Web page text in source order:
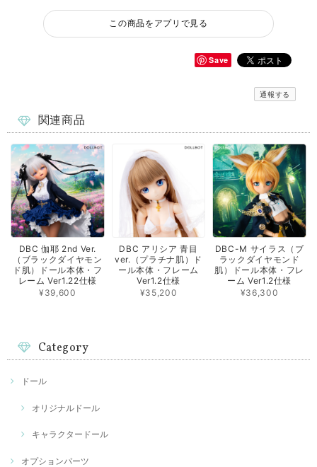
この商品をアプリで見る
Save
通報する
関連商品
DBC 伽耶 2nd Ver.
（ブラックダイヤモン
ド肌）ドール本体・フ
レーム Ver1.22仕様
¥39,600
DBC アリシア 青目
ver.（プラチナ肌）ド
ール本体・フレーム
Ver1.2仕様
¥35,200
DBC-M サイラス（ブ
ラックダイヤモンド
肌）ドール本体・フレ
ーム Ver1.2仕様
¥36,300
Category
ドール
オリジナルドール
キャラクタードール
オプションパーツ